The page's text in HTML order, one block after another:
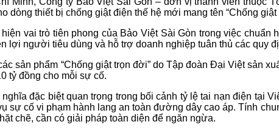
dòng thiết bị chống giật điện thế hệ mới mang tên “Chống giật
vai trò tiên phong của Bảo Việt Sài Gòn trong việc
lợi người tiêu dùng và hỗ trợ doanh nghiệp tuân thủ các quy
sản phẩm “Chống giật trọn đời” do Tập đoàn Đại Việt sản
tỷ đồng cho mỗi sự cố.
đặc biệt quan trọng trong bối cảnh tỷ lệ tai nạn điện tại
sự cố vi phạm hành lang an toàn đường dây cao áp. Tính
chẽ, cần có giải pháp toàn diện để ngăn ngừa.